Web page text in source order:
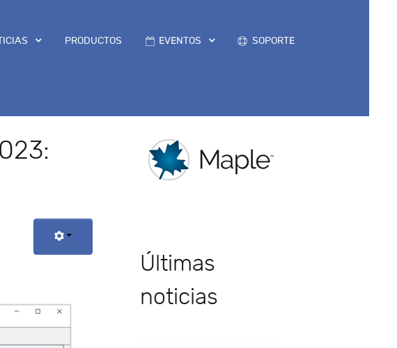
PRODUCTOS EVENTOS SOPORTE
Últimas
noticias